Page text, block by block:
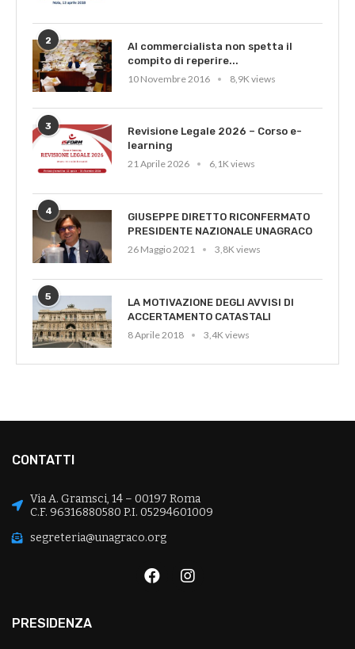
2
Al commercialista non spetta il
compito di reperire...
10 Novembre 2016
8,9K views
3
Revisione Legale 2026 – Corso e-
learning
21 Aprile 2026
6,1K views
4
GIUSEPPE DIRETTO RICONFERMATO
PRESIDENTE NAZIONALE UNAGRACO
26 Maggio 2021
3,8K views
5
LA MOTIVAZIONE DEGLI AVVISI DI
ACCERTAMENTO CATASTALI
8 Aprile 2018
3,4K views
CONTATTI
Via A. Gramsci, 14 – 00197 Roma
C.F. 96316880580 P.I. 05294601009
segreteria@unagraco.org
PRESIDENZA